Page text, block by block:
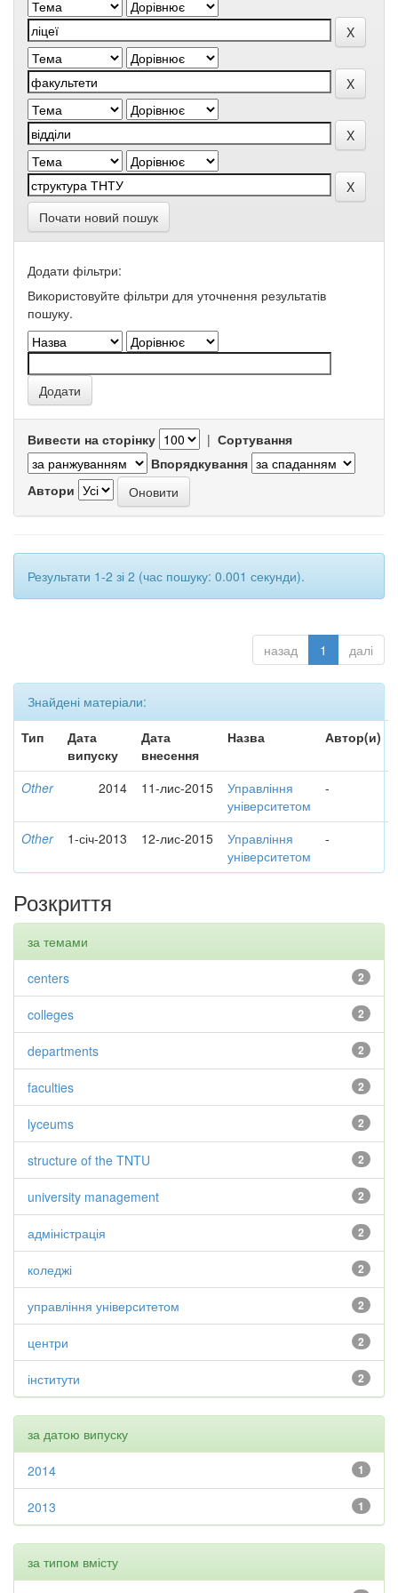
Почати новий пошук
Додати фільтри:
Використовуйте фільтри для уточнення результатів
пошуку.
Вивести на сторінку | Сортування
Впорядкування
Автори
Результати 1-2 зі 2 (час пошуку: 0.001 секунди).
назад 1 далі
Знайдені матеріали:
Тип
Дата
випуску
Дата
внесення
Назва Автор(и)
Other 2014 11-лис-2015
Управління
університетом
-
Other 1-січ-2013 12-лис-2015
Управління
університетом
-
Розкриття
за темами
2
centers
2
colleges
2
departments
2
faculties
2
lyceums
2
structure of the TNTU
2
university management
2
адміністрація
2
коледжі
2
управління університетом
2
центри
2
інститути
за датою випуску
1
2014
1
2013
за типом вмісту